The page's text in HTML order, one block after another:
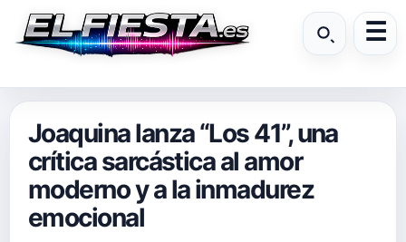
Joaquina lanza “Los 41”, una
crítica sarcástica al amor
moderno y a la inmadurez
emocional